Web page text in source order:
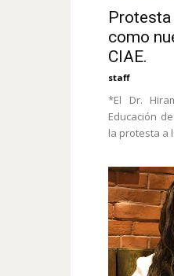
como
CIAE.
staff
*El Dr.
Educación
la protesta a